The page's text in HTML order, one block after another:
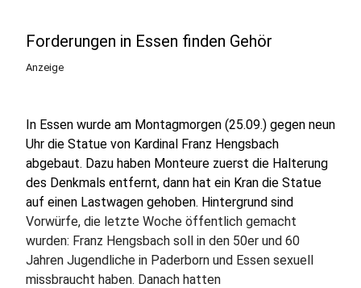
Forderungen in Essen finden Gehör
Anzeige
In Essen wurde am Montagmorgen (25.09.) gegen neun
Uhr die Statue von Kardinal Franz Hengsbach
abgebaut. Dazu haben Monteure zuerst die Halterung
des Denkmals entfernt, dann hat ein Kran die Statue
auf einen Lastwagen gehoben. Hintergrund sind
Vorwürfe, die letzte Woche öffentlich gemacht
wurden: Franz Hengsbach soll in den 50er und 60
Jahren Jugendliche in Paderborn und Essen sexuell
missbraucht haben. Danach hatten